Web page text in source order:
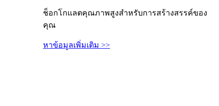
ช็อกโกแลตคุณภาพสูงสำหรับการสร้างสรรค์ของ
คุณ
หาข้อมูลเพิ่มเติม >>